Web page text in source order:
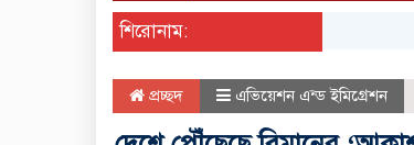
শিরোনাম:
প্রচ্ছদ এভিয়েশন এন্ড ইমিগ্রেশন